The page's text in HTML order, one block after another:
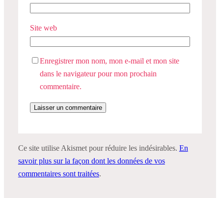
Site web
Enregistrer mon nom, mon e-mail et mon site
dans le navigateur pour mon prochain
commentaire.
Ce site utilise Akismet pour réduire les indésirables. En
savoir plus sur la façon dont les données de vos
commentaires sont traitées.